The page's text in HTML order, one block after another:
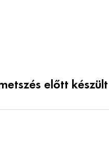
előtt készült